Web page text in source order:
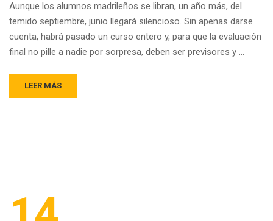
Aunque los alumnos madrileños se libran, un año más, del
temido septiembre, junio llegará silencioso. Sin apenas darse
cuenta, habrá pasado un curso entero y, para que la evaluación
final no pille a nadie por sorpresa, deben ser previsores y …
LEER MÁS